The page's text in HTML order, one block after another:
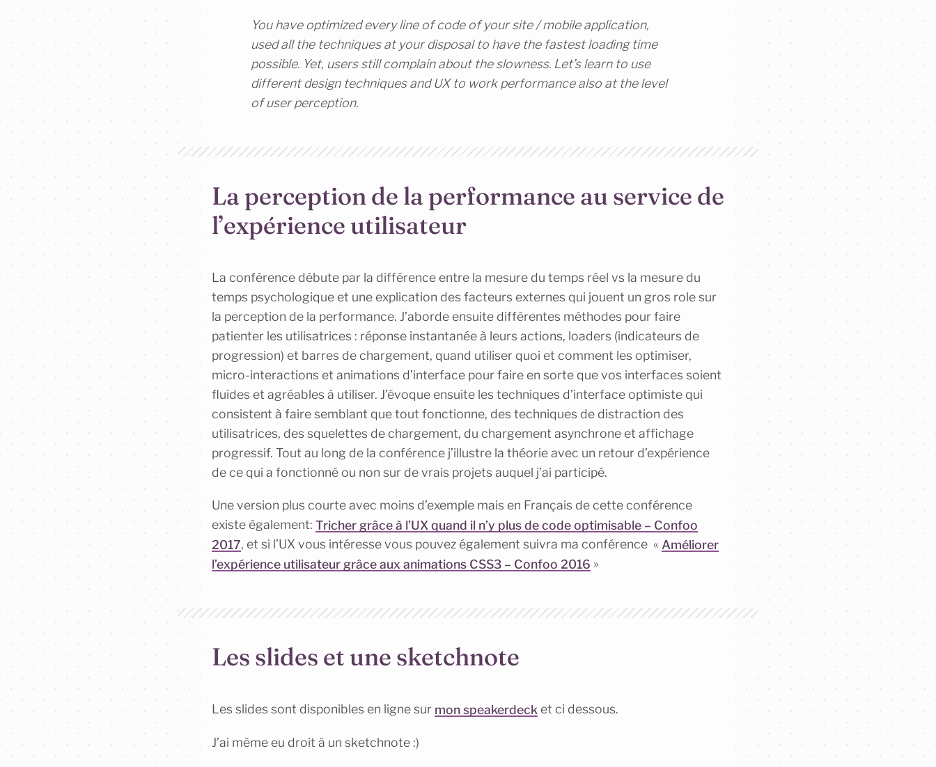
You have optimized every line of code of your site / mobile application,
used all the techniques at your disposal to have the fastest loading time
possible. Yet, users still complain about the slowness. Let’s learn to use
different design techniques and UX to work performance also at the level
of user perception.
La perception de la performance au service de
l’expérience utilisateur
La conférence débute par la différence entre la mesure du temps réel vs la mesure du
temps psychologique et une explication des facteurs externes qui jouent un gros role sur
la perception de la performance. J’aborde ensuite différentes méthodes pour faire
patienter les utilisatrices : réponse instantanée à leurs actions, loaders (indicateurs de
progression) et barres de chargement, quand utiliser quoi et comment les optimiser,
micro-interactions et animations d’interface pour faire en sorte que vos interfaces soient
fluides et agréables à utiliser. J’évoque ensuite les techniques d’interface optimiste qui
consistent à faire semblant que tout fonctionne, des techniques de distraction des
utilisatrices, des squelettes de chargement, du chargement asynchrone et affichage
progressif. Tout au long de la conférence j’illustre la théorie avec un retour d’expérience
de ce qui a fonctionné ou non sur de vrais projets auquel j’ai participé.
Une version plus courte avec moins d’exemple mais en Français de cette conférence
existe également: Tricher grâce à l’UX quand il n’y plus de code optimisable – Confoo
2017, et si l’UX vous intéresse vous pouvez également suivra ma conférence « Améliorer
l’expérience utilisateur grâce aux animations CSS3 – Confoo 2016 »
Les slides et une sketchnote
Les slides sont disponibles en ligne sur mon speakerdeck et ci dessous.
J’ai même eu droit à un sketchnote :)